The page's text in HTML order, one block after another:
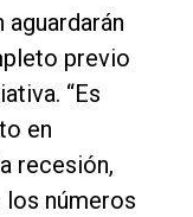
previo
“Es
en
recesión,
números